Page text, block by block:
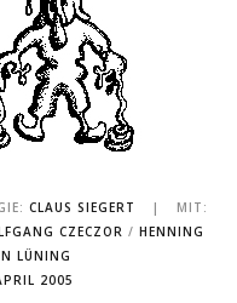
CLAUS SIEGERT |
MIT:
CZECZOR / HENNING
LÜNING
2005